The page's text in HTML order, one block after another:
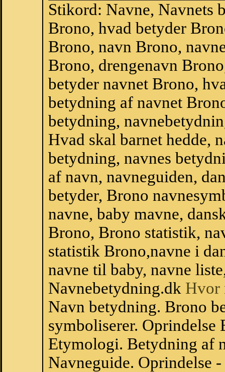
Stikord: Navne, Navnets
Brono, hvad betyder
Brono, navn Brono,
Brono, drengenavn
betyder navnet Brono,
betydning af navnet
betydning,
Hvad skal barnet hedde,
betydning, navnes
af navn, navneguiden,
betyder, Brono
navne, baby mavne,
Brono, Brono statistik,
statistik Brono,navne i
navne til baby, navne
Navnebetydning.dk Hvor
Navn betydning. Brono
symboliserer. Oprindelse
Etymologi. Betydning af
Navneguide. Oprindelse